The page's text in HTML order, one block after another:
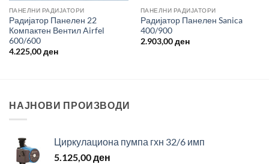
ПАНЕЛНИ РАДИЈАТОРИ
Радијатор Панелен 22
Компактен Вентил Airfel
600/600
4.225,00ден
ПАНЕЛНИ РАДИЈАТОРИ
Радијатор Панелен Sanica
400/900
2.903,00ден
НАЈНОВИ ПРОИЗВОДИ
Циркулациона пумпа гхн 32/6 имп
5.125,00ден